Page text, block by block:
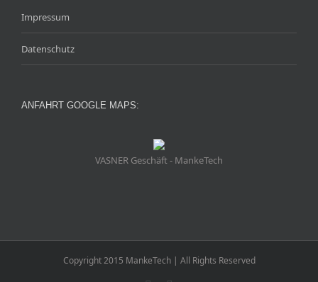
Impressum
Datenschutz
ANFAHRT GOOGLE MAPS:
VASNER Geschäft - MankeTech
Copyright 2015 MankeTech | All Rights Reserved